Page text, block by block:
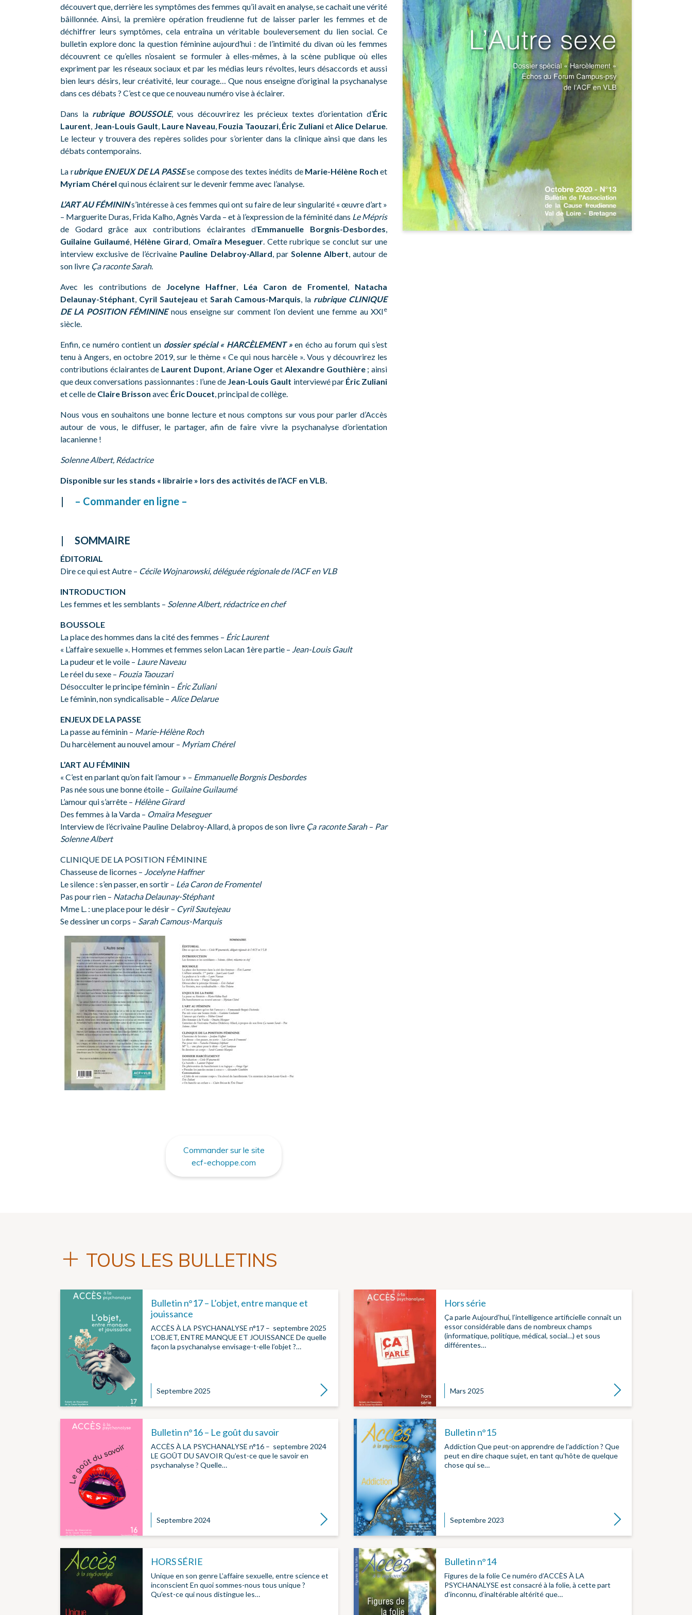
découvert que, derrière les symptômes des femmes qu’il avait en analyse, se cachait une vérité
bâillonnée. Ainsi, la première opération freudienne fut de laisser parler les femmes et de
déchiffrer leurs symptômes, cela entraîna un véritable bouleversement du lien social. Ce
bulletin explore donc la question féminine aujourd’hui : de l’intimité du divan où les femmes
découvrent ce qu’elles n’osaient se formuler à elles-mêmes, à la scène publique où elles
expriment par les réseaux sociaux et par les médias leurs révoltes, leurs désaccords et aussi
bien leurs désirs, leur créativité, leur courage… Que nous enseigne d’original la psychanalyse
dans ces débats ? C’est ce que ce nouveau numéro vise à éclairer.
Dans la rubrique BOUSSOLE, vous découvrirez les précieux textes d’orientation d’Éric
Laurent, Jean-Louis Gault, Laure Naveau,Fouzia Taouzari,Éric Zuliani etAlice Delarue.
Le lecteur y trouvera des repères solides pour s’orienter dans la clinique ainsi que dans les
débats contemporains.
La rubrique ENJEUX DE LA PASSEse compose des textes inédits de Marie-Hélène Roch et
Myriam Chérel qui nous éclairent sur le devenir femme avec l’analyse.
L’ART AU FÉMININs’intéresse à ces femmes qui ont su faire de leur singularité « œuvre d’art »
– Marguerite Duras, Frida Kalho, Agnès Varda – et à l’expression de la féminité dans Le Mépris
de Godard grâce aux contributions éclairantes d’Emmanuelle Borgnis-Desbordes,
Guilaine Guilaumé, Hélène Girard, Omaïra Meseguer. Cette rubrique se conclut sur une
interview exclusive de l’écrivaine Pauline Delabroy-Allard, par Solenne Albert, autour de
son livre Ça raconte Sarah.
Avec les contributions de Jocelyne Haffner, Léa Caron de Fromentel, Natacha
Delaunay-Stéphant, Cyril Sautejeau et Sarah Camous-Marquis, la rubrique CLINIQUE
DE LA POSITION FÉMININE nous enseigne sur comment l’on devient une femme au XXIe
siècle.
Enfin, ce numéro contient un dossier spécial « HARCÈLEMENT » en écho au forum qui s’est
tenu à Angers, en octobre 2019, sur le thème « Ce qui nous harcèle ». Vous y découvrirez les
contributions éclairantes de Laurent Dupont, Ariane Oger et Alexandre Gouthière; ainsi
que deux conversations passionnantes : l’une de Jean-Louis Gault interviewé par Éric Zuliani
et celle de Claire Brisson avec Éric Doucet, principal de collège.
Nous vous en souhaitons une bonne lecture et nous comptons sur vous pour parler d’Accès
autour de vous, le diffuser, le partager, afin de faire vivre la psychanalyse d’orientation
lacanienne !
Solenne Albert, Rédactrice
Disponible sur les stands « librairie » lors des activités de l’ACF en VLB.
– Commander en ligne –
SOMMAIRE
ÉDITORIAL
Dire ce qui est Autre – Cécile Wojnarowski, déléguée régionale de l’ACF en VLB
INTRODUCTION
Les femmes et les semblants – Solenne Albert, rédactrice en chef
BOUSSOLE
La place des hommes dans la cité des femmes – Éric Laurent
« L’affaire sexuelle ». Hommes et femmes selon Lacan 1ère partie – Jean-Louis Gault
La pudeur et le voile – Laure Naveau
Le réel du sexe – Fouzia Taouzari
Désocculter le principe féminin – Éric Zuliani
Le féminin, non syndicalisable – Alice Delarue
ENJEUX DE LA PASSE
La passe au féminin – Marie-Hélène Roch
Du harcèlement au nouvel amour – Myriam Chérel
L’ART AU FÉMININ
« C’est en parlant qu’on fait l’amour » – Emmanuelle Borgnis Desbordes
Pas née sous une bonne étoile – Guilaine Guilaumé
L’amour qui s’arrête – Hélène Girard
Des femmes à la Varda – Omaïra Meseguer
Interview de l’écrivaine Pauline Delabroy-Allard, à propos de son livre Ça raconte Sarah– Par
Solenne Albert
CLINIQUE DE LA POSITION FÉMININE
Chasseuse de licornes – Jocelyne Haffner
Le silence : s’en passer, en sortir – Léa Caron de Fromentel
Pas pour rien – Natacha Delaunay-Stéphant
Mme L. : une place pour le désir – Cyril Sautejeau
Se dessiner un corps – Sarah Camous-Marquis
Commander sur le site
ecf-echoppe.com
TOUS LES BULLETINS
Bulletin n°17 – L’objet, entre manque et
jouissance
ACCÈS À LA PSYCHANALYSE n°17 – septembre 2025
L’OBJET, ENTRE MANQUE ET JOUISSANCE De quelle
façon la psychanalyse envisage-t-elle l’objet ?…
Septembre 2025 Lire la suite
Hors série
Ça parle Aujourd’hui, l’intelligence artificielle connaît un
essor considérable dans de nombreux champs
(informatique, politique, médical, social…) et sous
différentes…
Mars 2025 Lire la suite
Bulletin n°16 – Le goût du savoir
ACCÈS À LA PSYCHANALYSE n°16 – septembre 2024
LE GOÛT DU SAVOIR Qu’est-ce que le savoir en
psychanalyse ? Quelle…
Septembre 2024 Lire la suite
Bulletin n°15
Addiction Que peut-on apprendre de l’addiction ? Que
peut en dire chaque sujet, en tant qu’hôte de quelque
chose qui se…
Septembre 2023 Lire la suite
HORS SÉRIE
Unique en son genre L’affaire sexuelle, entre science et
inconscient En quoi sommes-nous tous unique ?
Qu’est-ce qui nous distingue les…
Bulletin n°14
Figures de la folie Ce numéro d’ACCÈS À LA
PSYCHANALYSE est consacré à la folie, à cette part
d’inconnu, d’inaltérable altérité que…